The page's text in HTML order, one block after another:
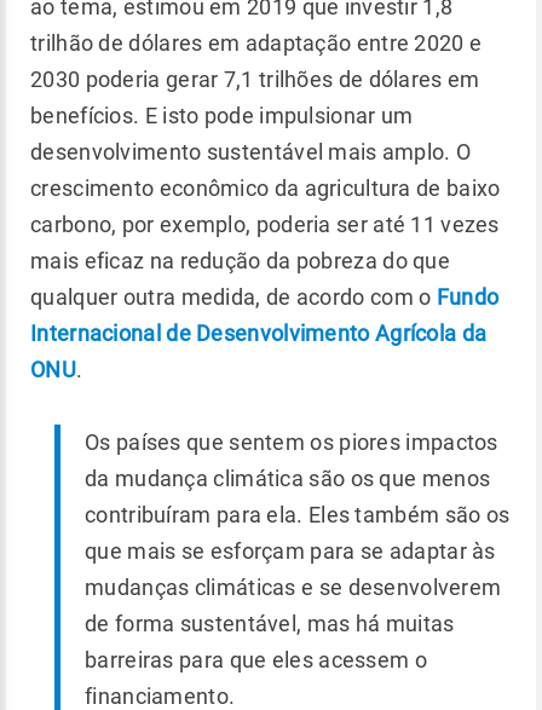
ao tema, estimou em 2019 que investir 1,8
trilhão de dólares em adaptação entre 2020 e
2030 poderia gerar 7,1 trilhões de dólares em
benefícios. E isto pode impulsionar um
desenvolvimento sustentável mais amplo. O
crescimento econômico da agricultura de baixo
carbono, por exemplo, poderia ser até 11 vezes
mais eficaz na redução da pobreza do que
qualquer outra medida, de acordo com o Fundo
Internacional de Desenvolvimento Agrícola da
ONU.
Os países que sentem os piores impactos
da mudança climática são os que menos
contribuíram para ela. Eles também são os
que mais se esforçam para se adaptar às
mudanças climáticas e se desenvolverem
de forma sustentável, mas há muitas
barreiras para que eles acessem o
financiamento.